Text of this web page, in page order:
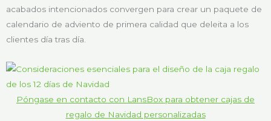
acabados intencionados convergen para crear un paquete de
calendario de adviento de primera calidad que deleita a los
clientes día tras día.
Póngase en contacto con LansBox para obtener cajas de
regalo de Navidad personalizadas